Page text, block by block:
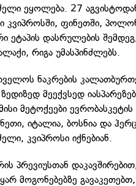
ეყოლება. 27
კვიპროსში, ფინეთში,
ეტაპის დასრულების
რიგა უმასპინძლებს.
ნაკრების
მეექვსედ
მეტოქეები
იტალია, ბოსნია და
კვიპროსი იქნებიან.
პრევიუსთან
მოგონებებზე